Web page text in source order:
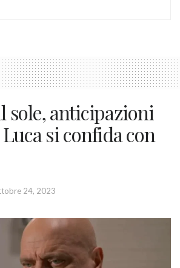
sole, anticipazioni
si confida con
24, 2023